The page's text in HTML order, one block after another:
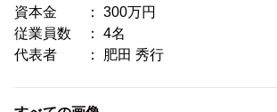
資本金 ： 300万円
従業員数 ： 4名
代表者 ： 肥田 秀行